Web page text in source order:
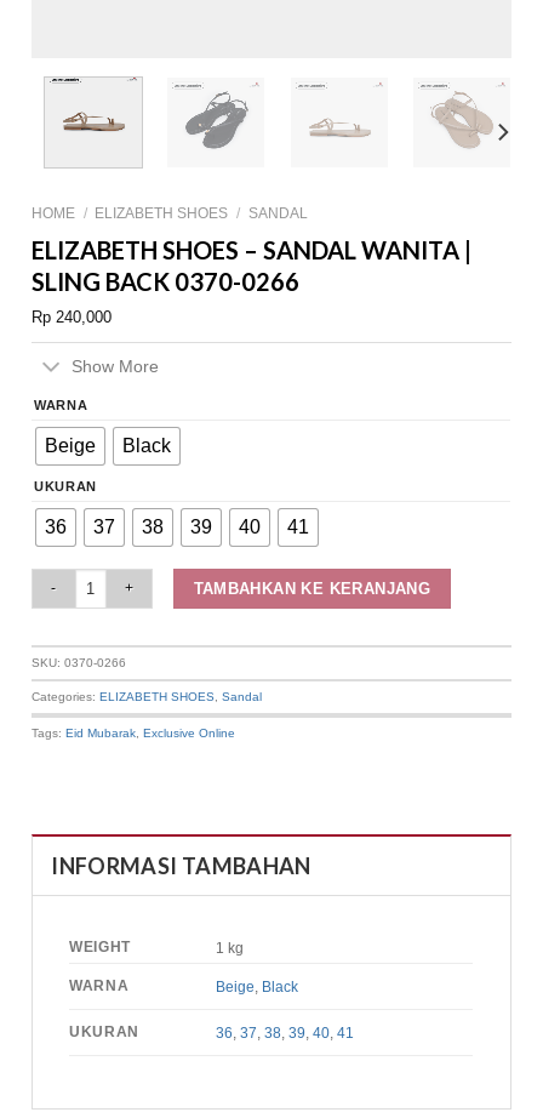
HOME / ELIZABETH SHOES / SANDAL
ELIZABETH SHOES – SANDAL WANITA |
SLING BACK 0370-0266
Rp 240,000
Show More
WARNA
Beige Black
UKURAN
36 37 38 39 40 41
TAMBAHKAN KE KERANJANG
SKU:0370-0266
Categories:ELIZABETH SHOES ,Sandal
Tags:Eid Mubarak ,Exclusive Online
INFORMASI TAMBAHAN
WEIGHT 1 kg
WARNA Beige Black
UKURAN 36 ,37 ,38 ,39 ,40 ,41